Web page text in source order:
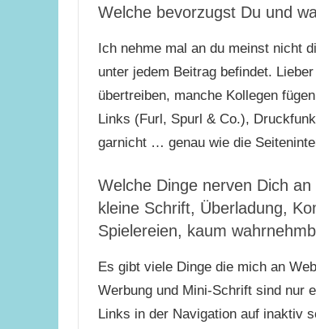
Welche bevorzugst Du und
Ich nehme mal an du meinst nicht
unter jedem Beitrag befindet.
übertreiben, manche Kollegen
Links (Furl, Spurl & Co.),
garnicht … genau wie die
Welche Dinge nerven Dich
kleine Schrift, Überladung,
Spielereien, kaum
Es gibt viele Dinge die mich an
Werbung und Mini-Schrift sind nur
Links in der Navigation auf inaktiv